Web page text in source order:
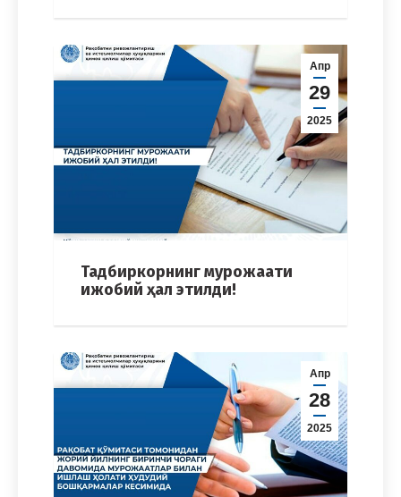
Апр
29
2025
Тадбиркорнинг мурожаати
ижобий ҳал этилди!
Апр
28
2025